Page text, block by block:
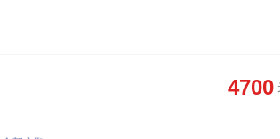
4700